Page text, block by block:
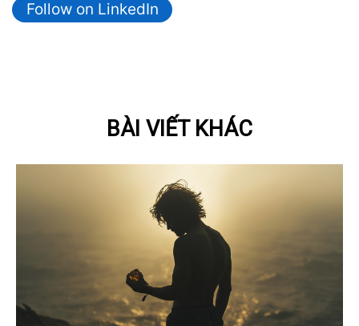
Follow on LinkedIn
BÀI VIẾT KHÁC